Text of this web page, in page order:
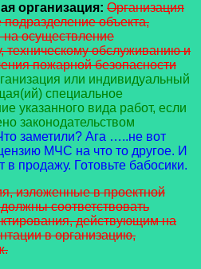
организация: Организация
объекта,
осуществление
техническому обслуживанию и
пожарной безопасности
или индивидуальный
специальное
указанного вида работ, если
законодательством
заметили? Ага …..не вот
МЧС на что то другое. И
в продажу. Готовьте бабосики.
изложенные в проектной
соответствовать
действующим на
в организацию,